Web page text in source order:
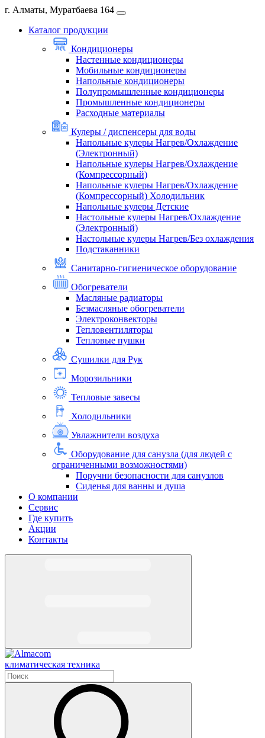
г. Алматы, Муратбаева 164
Каталог продукции
Кондиционеры
Настенные кондиционеры
Мобильные кондиционеры
Напольные кондиционеры
Полупромышленные кондиционеры
Промышленные кондиционеры
Расходные материалы
Кулеры / диспенсеры для воды
Напольные кулеры Нагрев/Охлаждение
(Электронный)
Напольные кулеры Нагрев/Охлаждение
(Компрессорный)
Напольные кулеры Нагрев/Охлаждение
(Компрессорный) Холодильник
Напольные кулеры Детские
Настольные кулеры Нагрев/Охлаждение
(Электронный)
Настольные кулеры Нагрев/Без охлаждения
Подстаканники
Санитарно-гигиеническое оборудование
Обогреватели
Масляные радиаторы
Безмасляные обогреватели
Электроконвекторы
Тепловентиляторы
Тепловые пушки
Сушилки для Рук
Морозильники
Тепловые завесы
Холодильники
Увлажнители воздуха
Оборудование для санузла (для людей с
ограниченными возможностями)
Поручни безопасности для санузлов
Сиденья для ванны и душа
О компании
Сервис
Где купить
Акции
Контакты
климатическая техника